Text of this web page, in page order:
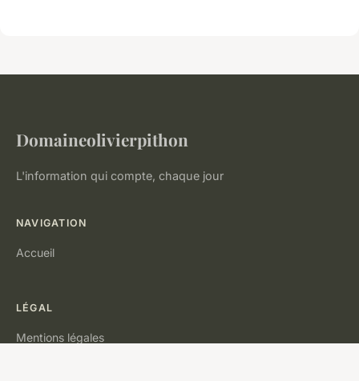
Domaineolivierpithon
L'information qui compte, chaque jour
NAVIGATION
Accueil
LÉGAL
Mentions légales